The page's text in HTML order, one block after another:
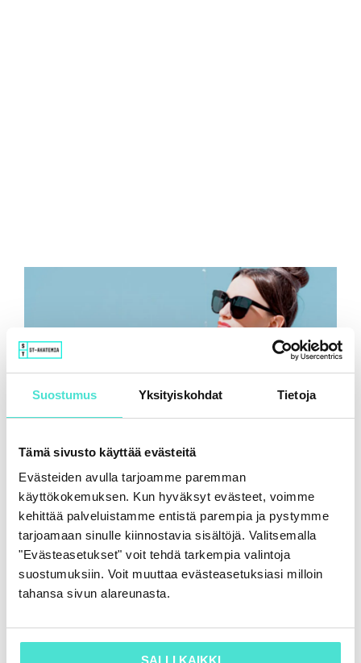
Suostumus Yksityiskohdat Tietoja
Tämä sivusto käyttää evästeitä
Evästeiden avulla tarjoamme paremman
käyttökokemuksen. Kun hyväksyt evästeet, voimme
kehittää palveluistamme entistä parempia ja pystymme
tarjoamaan sinulle kiinnostavia sisältöjä. Valitsemalla
"Evästeasetukset" voit tehdä tarkempia valintoja
suostumuksiin. Voit muuttaa evästeasetuksiasi milloin
tahansa sivun alareunasta.
SALLI KAIKKI
Tekoäly ja taloudellisen raportoinnin uusi
luotettavuustaso
16.6.2026